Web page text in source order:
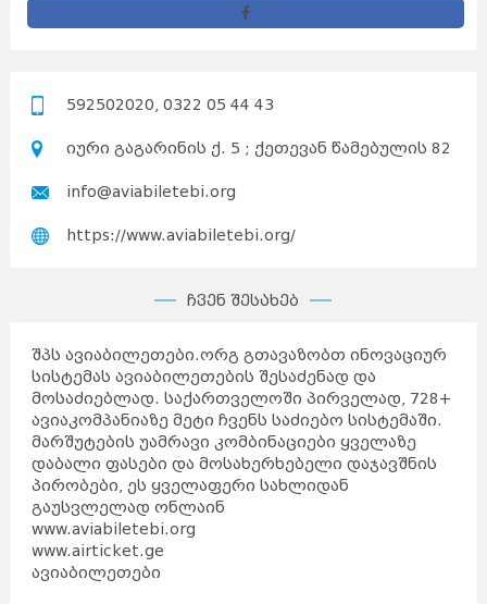
592502020, 0322 05 44 43
იური გაგარინის ქ. 5 ; ქეთევან წამებულის 82
info@aviabiletebi.org
https://www.aviabiletebi.org/
ჩვენ შესახებ
შპს ავიაბილეთები.ორგ გთავაზობთ ინოვაციურ
სისტემას ავიაბილეთების შესაძენად და
მოსაძიებლად. საქართველოში პირველად, 728+
ავიაკომპანიაზე მეტი ჩვენს საძიებო სისტემაში.
მარშუტების უამრავი კომბინაციები ყველაზე
დაბალი ფასები და მოსახერხებელი დაჯავშნის
პირობები, ეს ყველაფერი სახლიდან
გაუსვლელად ონლაინ
www.aviabiletebi.org
www.airticket.ge
ავიაბილეთები